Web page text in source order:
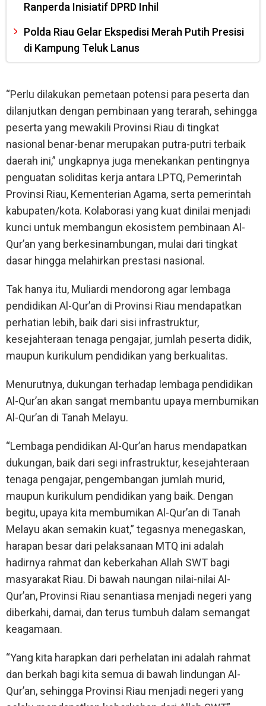
Ranperda Inisiatif DPRD Inhil
Polda Riau Gelar Ekspedisi Merah Putih Presisi
di Kampung Teluk Lanus
“Perlu dilakukan pemetaan potensi para peserta dan
dilanjutkan dengan pembinaan yang terarah, sehingga
peserta yang mewakili Provinsi Riau di tingkat
nasional benar-benar merupakan putra-putri terbaik
daerah ini,” ungkapnya juga menekankan pentingnya
penguatan soliditas kerja antara LPTQ, Pemerintah
Provinsi Riau, Kementerian Agama, serta pemerintah
kabupaten/kota. Kolaborasi yang kuat dinilai menjadi
kunci untuk membangun ekosistem pembinaan Al-
Qur’an yang berkesinambungan, mulai dari tingkat
dasar hingga melahirkan prestasi nasional.
Tak hanya itu, Muliardi mendorong agar lembaga
pendidikan Al-Qur’an di Provinsi Riau mendapatkan
perhatian lebih, baik dari sisi infrastruktur,
kesejahteraan tenaga pengajar, jumlah peserta didik,
maupun kurikulum pendidikan yang berkualitas.
Menurutnya, dukungan terhadap lembaga pendidikan
Al-Qur’an akan sangat membantu upaya membumikan
Al-Qur’an di Tanah Melayu.
“Lembaga pendidikan Al-Qur’an harus mendapatkan
dukungan, baik dari segi infrastruktur, kesejahteraan
tenaga pengajar, pengembangan jumlah murid,
maupun kurikulum pendidikan yang baik. Dengan
begitu, upaya kita membumikan Al-Qur’an di Tanah
Melayu akan semakin kuat,” tegasnya menegaskan,
harapan besar dari pelaksanaan MTQ ini adalah
hadirnya rahmat dan keberkahan Allah SWT bagi
masyarakat Riau. Di bawah naungan nilai-nilai Al-
Qur’an, Provinsi Riau senantiasa menjadi negeri yang
diberkahi, damai, dan terus tumbuh dalam semangat
keagamaan.
“Yang kita harapkan dari perhelatan ini adalah rahmat
dan berkah bagi kita semua di bawah lindungan Al-
Qur’an, sehingga Provinsi Riau menjadi negeri yang